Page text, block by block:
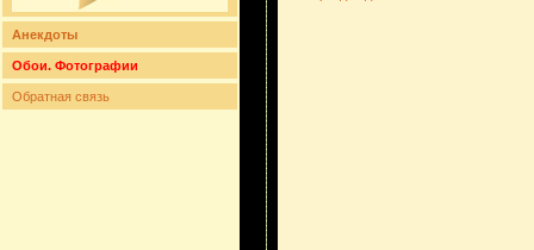
Анекдоты
Обои. Фотографии
Обратная связь